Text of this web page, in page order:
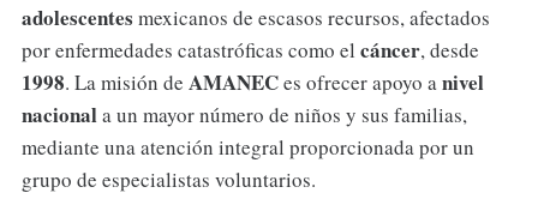
adolescentes mexicanos de escasos recursos, afectados
por enfermedades catastróficas como el cáncer, desde
1998. La misión de AMANECes ofrecer apoyo anivel
nacionala un mayor número de niños y sus familias,
mediante una atención integral proporcionada por un
grupo de especialistas voluntarios.